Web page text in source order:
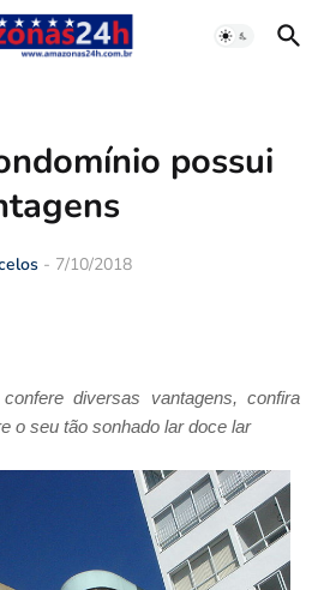
possui
- 7/10/2018
diversas vantagens, confira
o seu tão sonhado lar doce lar